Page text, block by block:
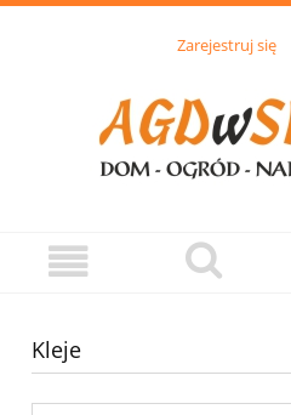
Zarejestruj się
Kleje